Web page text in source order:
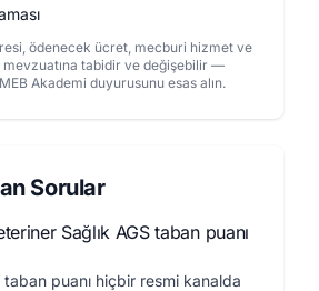
ödenecek ücret, mecburi hizmet ve
mevzuatına tabidir ve değişebilir —
Akademi duyurusunu esas alın.
Sorular
Sağlık AGS taban puanı
taban puanı hiçbir resmi kanalda